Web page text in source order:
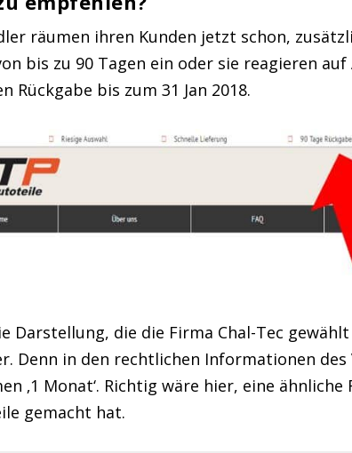
räumen ihren Kunden jetzt schon,
bis zu 90 Tagen ein oder sie reagieren
Rückgabe bis zum 31 Jan 2018.
Darstellung, die die Firma Chal-Tec
Denn in den rechtlichen Informationen
‚1 Monat‘. Richtig wäre hier, eine
gemacht hat.